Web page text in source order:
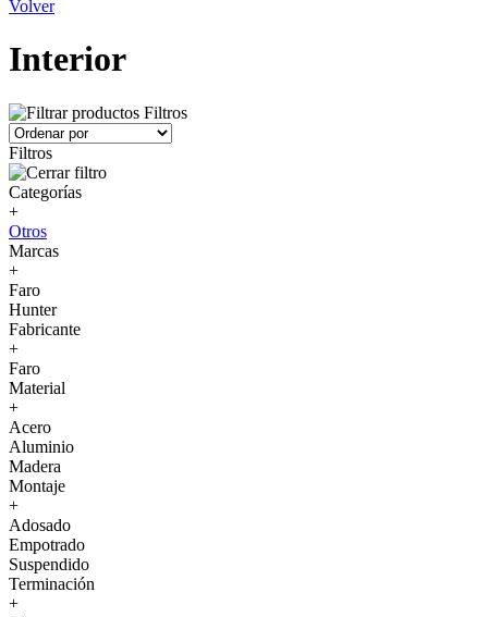
Volver
Interior
Filtros
Filtros
Categorías
+
Otros
Marcas
+
Faro
Hunter
Fabricante
+
Faro
Material
+
Acero
Aluminio
Madera
Montaje
+
Adosado
Empotrado
Suspendido
Terminación
+